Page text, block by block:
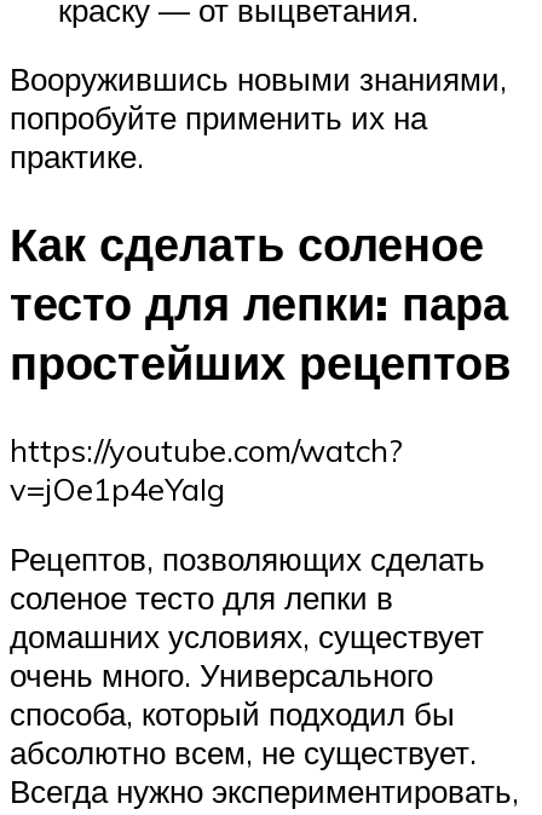
краску — от выцветания.
Вооружившись новыми знаниями,
попробуйте применить их на
практике.
Как сделать соленое
тесто для лепки: пара
простейших рецептов
https://youtube.com/watch?
v=jOe1p4eYaIg
Рецептов, позволяющих сделать
соленое тесто для лепки в
домашних условиях, существует
очень много. Универсального
способа, который подходил бы
абсолютно всем, не существует.
Всегда нужно экспериментировать,